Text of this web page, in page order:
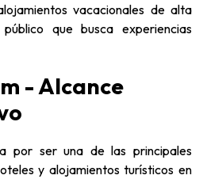
vacacionales de alta
que busca experiencias
- Alcance
por ser una de las principales
y alojamientos turísticos en